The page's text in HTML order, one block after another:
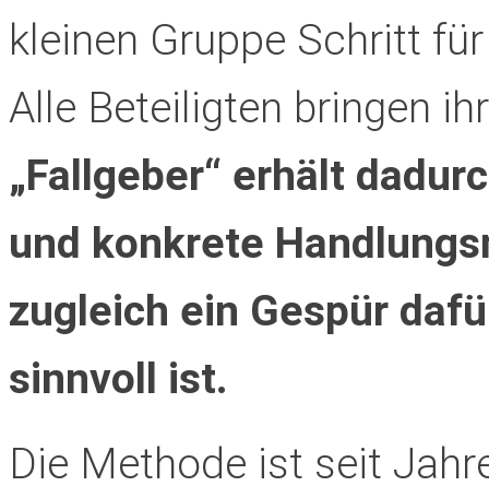
kleinen Gruppe Schritt
Alle Beteiligten bringen
„Fallgeber“ erhält
und konkrete
zugleich ein Gespür
sinnvoll ist.
Die Methode ist seit